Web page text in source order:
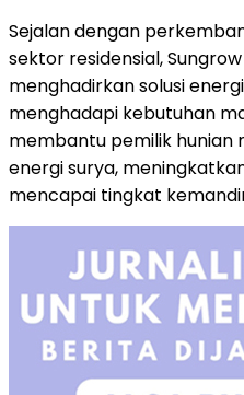
Sejalan dengan
sektor residensial,
menghadirkan solusi
menghadapi kebutuhan
membantu pemilik
energi surya,
mencapai tingkat